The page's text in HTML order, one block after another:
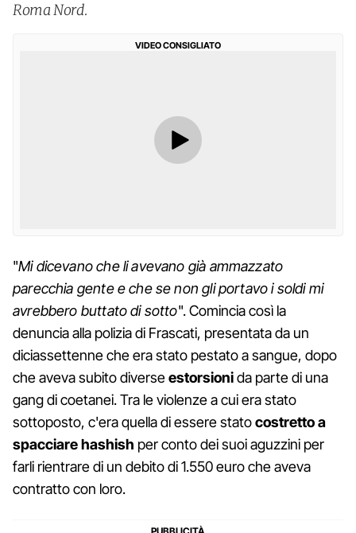
Roma Nord.
VIDEO CONSIGLIATO
"Mi dicevano che li avevano già ammazzato
parecchia gente e che se non gli portavo i soldi mi
avrebbero buttato di sotto". Comincia così la
denuncia alla polizia di Frascati, presentata da un
diciassettenne che era stato pestato a sangue, dopo
che aveva subito diverseestorsionida parte di una
gang di coetanei. Tra le violenze a cui era stato
sottoposto, c'era quella di essere statocostretto a
spacciare hashish per conto dei suoi aguzzini per
farli rientrare di un debito di 1.550 euro che aveva
contratto con loro.